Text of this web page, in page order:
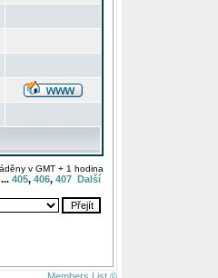
v GMT + 1 hodina
... 405, 406, 407 Další